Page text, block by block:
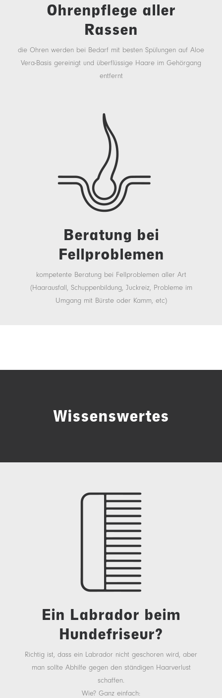
Ohrenpflege aller
Rassen
die Ohren werden bei Bedarf mit besten Spülungen auf Aloe
Vera-Basis gereinigt und überflüssige Haare im Gehörgang
entfernt
Beratung bei
Fellproblemen
kompetente Beratung bei Fellproblemen aller Art
(Haarausfall, Schuppenbildung, Juckreiz, Probleme im
Umgang mit Bürste oder Kamm, etc)
Wissenswertes
Ein Labrador beim
Hundefriseur?
Richtig ist, dass ein Labrador nicht geschoren wird, aber
man sollte Abhilfe gegen den ständigen Haarverlust
schaffen.
Wie? Ganz einfach: